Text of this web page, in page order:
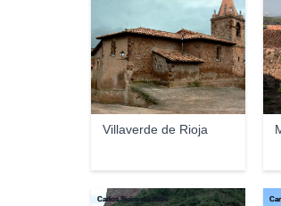
Villaverde de Rioja
Carlos Sieiro del Nido